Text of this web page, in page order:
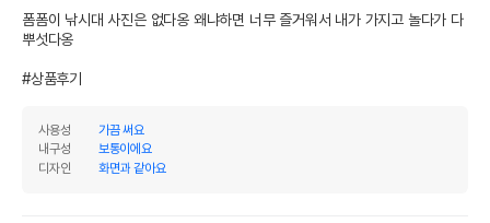
폼폼이 낚시대 사진은 없다옹 왜냐하면 너무 즐거워서 내가 가지고 놀다가 다
뿌섯다옹
#상품후기
사용성
가끔 써요
내구성
보통이에요
디자인
화면과 같아요